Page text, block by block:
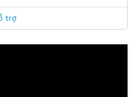
trợ